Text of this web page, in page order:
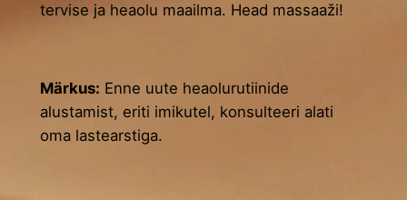
tervise ja heaolu maailma. Head massaaži!
Märkus: Enne uute heaolurutiinide
alustamist, eriti imikutel, konsulteeri alati
oma lastearstiga.